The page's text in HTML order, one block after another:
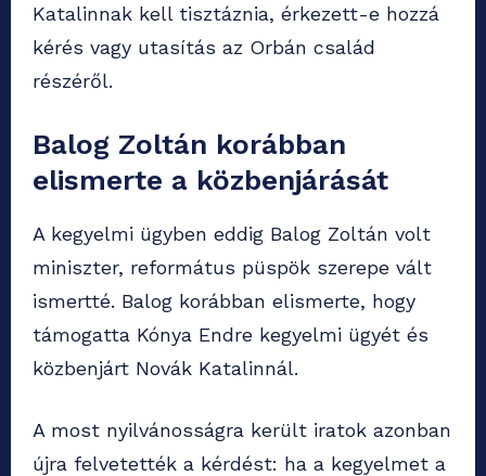
Katalinnak kell tisztáznia, érkezett-e hozzá
kérés vagy utasítás az Orbán család
részéről.
Balog Zoltán korábban
elismerte a közbenjárását
A kegyelmi ügyben eddig Balog Zoltán volt
miniszter, református püspök szerepe vált
ismertté. Balog korábban elismerte, hogy
támogatta Kónya Endre kegyelmi ügyét és
közbenjárt Novák Katalinnál.
A most nyilvánosságra került iratok azonban
újra felvetették a kérdést: ha a kegyelmet a